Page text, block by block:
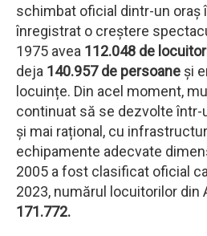
schimbat oficial dintr-un oraș
înregistrat o creștere
1975 avea 112.048 de
deja 140.957 de persoane și
locuințe. Din acel moment,
continuat să se dezvolte într-
și mai rațional, cu
echipamente adecvate
2005 a fost clasificat oficial
2023, numărul locuitorilor din
171.772.